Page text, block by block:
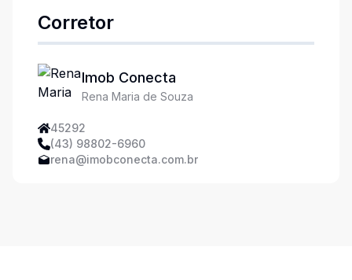
Corretor
Imob Conecta
Rena Maria de Souza
45292
(43) 98802-6960
rena@imobconecta.com.br